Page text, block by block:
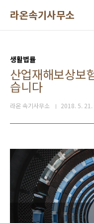
라온속기사무소
생활법률
산업재해보상보
습니다
라온 속기사무소 2018. 5.